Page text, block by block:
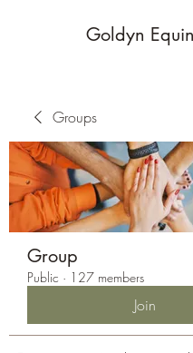
Goldyn
Groups
Group
Public · 127 members
Join